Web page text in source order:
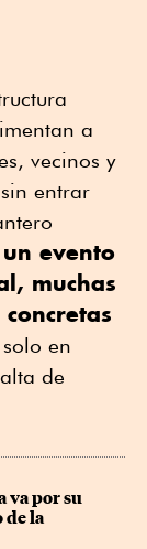
a
vecinos y
entrar
evento
muchas
en
de
va por su
de la